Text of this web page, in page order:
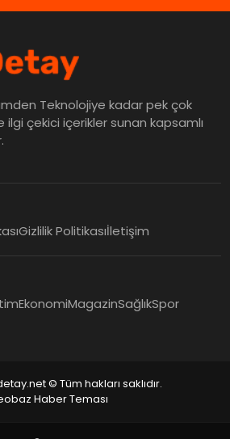
Teknolojiye kadar pek çok
çekici içerikler sunan kapsamlı
Gizlilik Politikasıİletişim
EkonomiMagazinSağlıkSpor
© Tüm hakları saklıdır.
Haber Teması